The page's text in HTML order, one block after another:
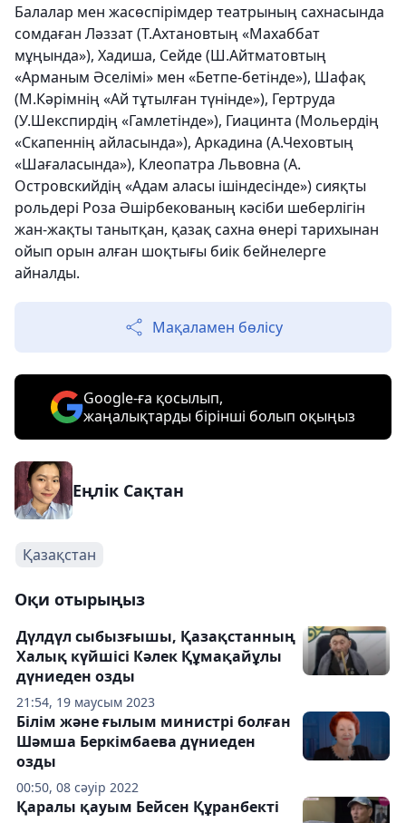
Балалар мен жасөспірімдер театрының сахнасында
сомдаған Ләззат (Т.Ахтановтың «Махаббат
мұңында»), Хадиша, Сейде (Ш.Айтматовтың
«Арманым Әселімі» мен «Бетпе-бетінде»), Шафақ
(М.Кәрімнің «Ай тұтылған түнінде»), Гертруда
(У.Шекспирдің «Гамлетінде»), Гиацинта (Мольердің
«Скапеннің айласында»), Аркадина (А.Чеховтың
«Шағаласында»), Клеопатра Львовна (А.
Островскийдің «Адам аласы ішіндесінде») сияқты
рольдері Роза Әшірбекованың кәсіби шеберлігін
жан-жақты танытқан, қазақ сахна өнері тарихынан
ойып орын алған шоқтығы биік бейнелерге
айналды.
Мақаламен бөлісу
Google-ға қосылып,
жаңалықтарды бірінші болып оқыңыз
Еңлік Сақтан
Қазақстан
Оқи отырыңыз
21:54, 19 маусым 2023
Дүлдүл сыбызғышы, Қазақстанның
Халық күйшісі Кәлек Құмақайұлы
дүниеден озды
00:50, 08 сәуір 2022
Білім және ғылым министрі болған
Шәмша Беркімбаева дүниеден
озды
Қаралы қауым Бейсен Құранбекті